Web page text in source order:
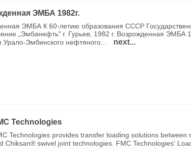
ЭМБА 1982г.
ЭМБА К 60-летию образования СССР
„Эмбанефть" г. Гурьев, 1982 г. Возрожденная
Урало-Эмбинского нефтяного...
next...
Technologies
Technologies provides transfer loading solutions
Chiksan® swivel joint technologies. FMC Technologies'